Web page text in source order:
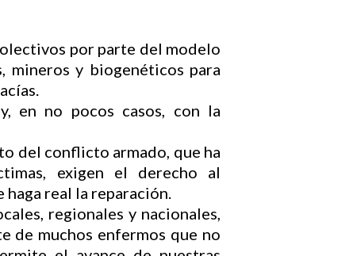
por parte del modelo
mineros y biogenéticos para
en no pocos casos, con la
del conflicto armado, que ha
exigen el derecho al
haga real la reparación.
regionales y nacionales,
de muchos enfermos que no